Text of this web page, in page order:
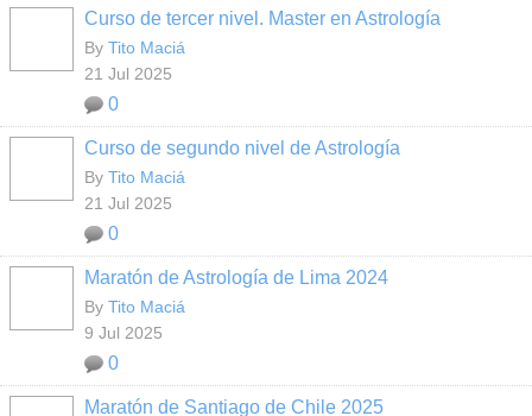
Curso de tercer nivel. Master en Astrología
By Tito Maciá
21 Jul 2025
0
Curso de segundo nivel de Astrología
By Tito Maciá
21 Jul 2025
0
Maratón de Astrología de Lima 2024
By Tito Maciá
9 Jul 2025
0
Maratón de Santiago de Chile 2025